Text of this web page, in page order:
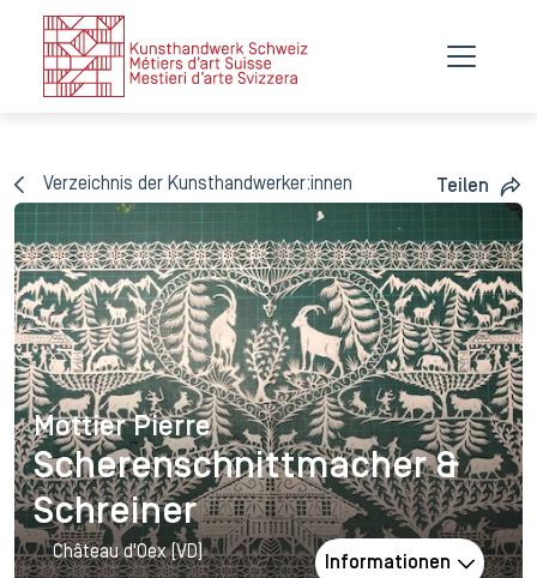
Verzeichnis der Kunsthandwerker:innen Teilen
Mottier Pierre
Mottier Pierre
Scherenschnittmacher &
Schreiner
Château d'Oex (VD)
Informationen